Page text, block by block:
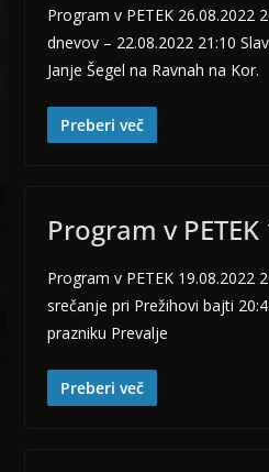
Program v PETEK 26.08.2022
dnevov – 22.08.2022 21:10
Janje Šegel na Ravnah na Kor.
Preberi več
Program v
Program v PETEK 19.08.2022
srečanje pri Prežihovi bajti
prazniku Prevalje
Preberi več